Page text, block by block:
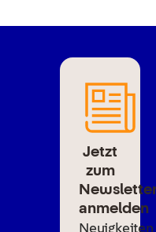
Jetzt
zum
anmelden
Neuigkeiten